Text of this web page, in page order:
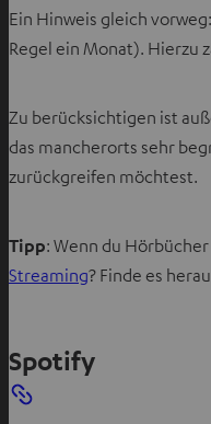
Ein Hinweis gleich
Regel ein Monat). Hierzu
Zu berücksichtigen ist
das mancherorts sehr
zurückgreifen möchtest.
Tipp: Wenn du
Streaming? Finde es
Spotify